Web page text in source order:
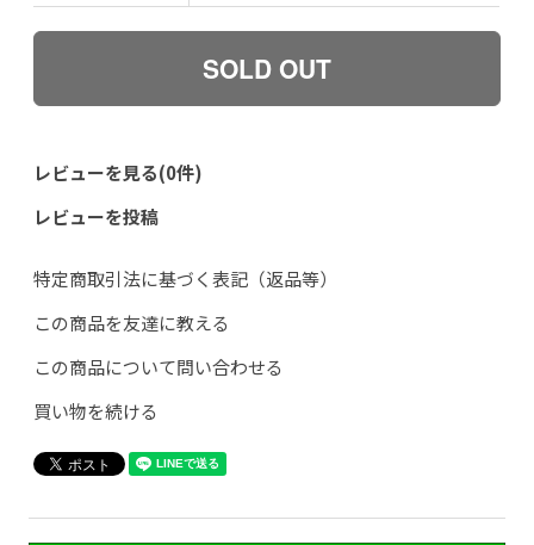
レビューを見る(0件)
レビューを投稿
特定商取引法に基づく表記（返品等）
この商品を友達に教える
この商品について問い合わせる
買い物を続ける